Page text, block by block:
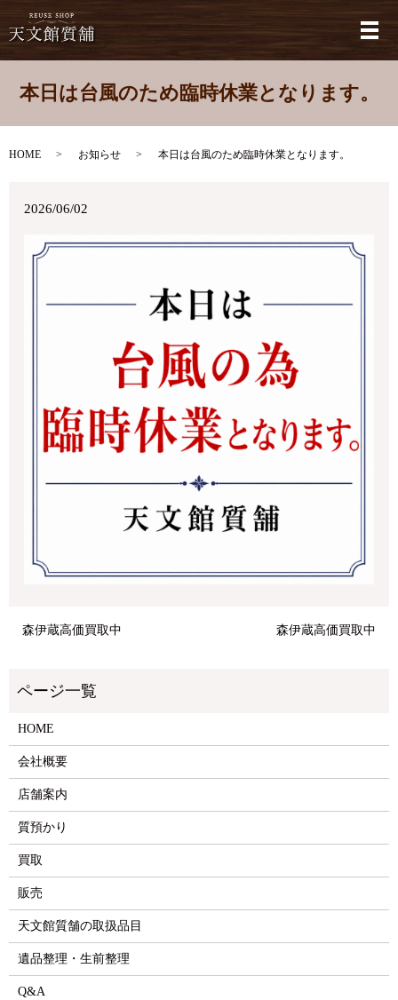
メ
本日は台風のため臨時休業となります。
HOME お知らせ 本日は台風のため臨時休業となります。
2026/06/02
森伊蔵高価買取中 森伊蔵高価買取中
HOME
会社概要
店舗案内
質預かり
買取
販売
天文館質舗の取扱品目
遺品整理・生前整理
Q&A